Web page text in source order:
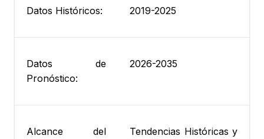
Datos Históricos: 2019-2025
Datos de
Pronóstico:
2026-2035
Alcance del
Tendencias Históricas y